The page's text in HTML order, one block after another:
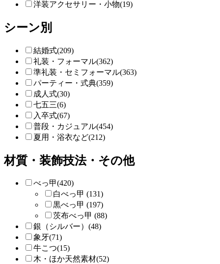
洋装アクセサリー・小物(19)
シーン別
結婚式(209)
礼装・フォーマル(362)
準礼装・セミフォーマル(363)
パーティー・式典(359)
成人式(30)
七五三(6)
入卒式(67)
普段・カジュアル(454)
夏用・浴衣など(212)
材質・装飾技法・その他
べっ甲(420)
白べっ甲 (131)
黒べっ甲 (197)
茨布べっ甲 (88)
銀（シルバー）(48)
象牙(71)
牛こつ(15)
木・ほか天然素材(52)